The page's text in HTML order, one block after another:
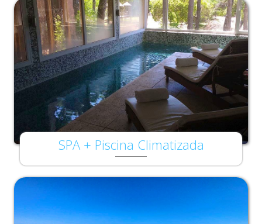
SPA + Piscina Climatizada